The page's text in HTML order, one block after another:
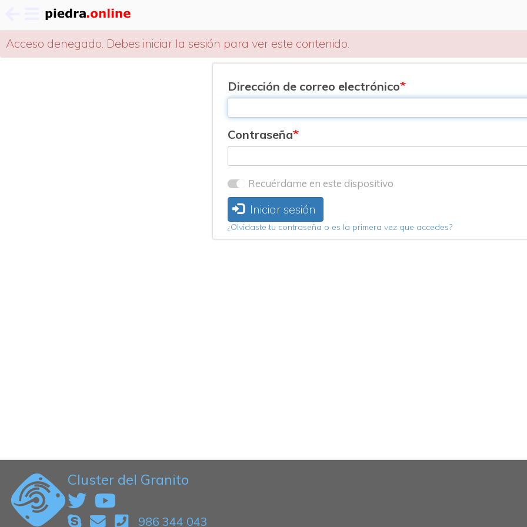
Pasar
alMensaje
Acceso denegado. Debes iniciar la sesión para ver este contenido.
Dirección de correo electrónico
Contraseña
Recuérdame en este dispositivo
Iniciar sesión
¿Olvidaste tu contraseña o es la primera vez que accedes?
Cluster del Granito
986 344 043